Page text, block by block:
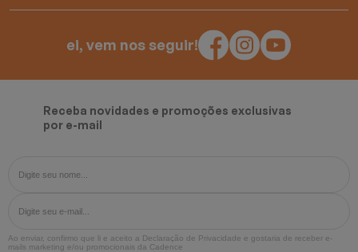
ei, vem nos seguir!
Receba novidades e promoções exclusivas
por e-mail
Ao enviar, confirmo que li e aceito a Declaração de Privacidade e gostaria de receber e-
mails marketing e/ou promocionais da Cadence